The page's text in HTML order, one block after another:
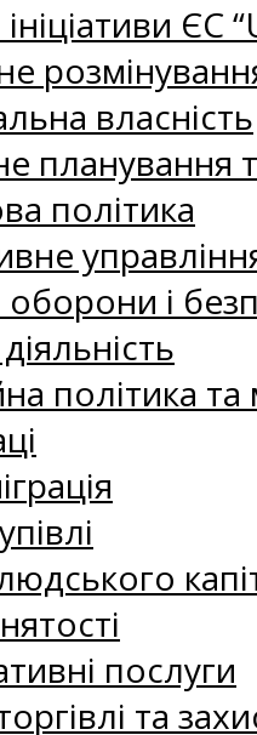
ініціативи ЄС
власність
політика
оборони і
політика
послуги
та